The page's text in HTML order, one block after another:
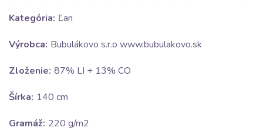
Kategória: Ľan
Výrobca: Bubulákovo s.r.o www.bubulakovo.sk
Zloženie: 87% LI + 13% CO
Šírka: 140 cm
Gramáž: 220 g/m2